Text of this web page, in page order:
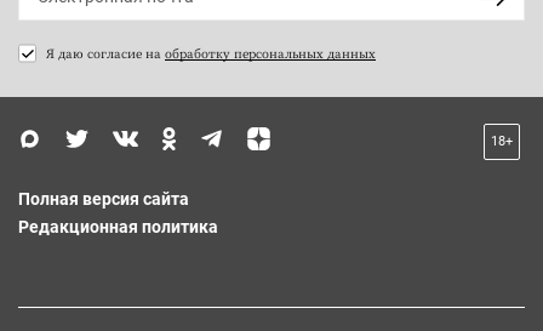
Я даю согласие на обработку персональных данных
18+
Полная версия сайта
Редакционная политика